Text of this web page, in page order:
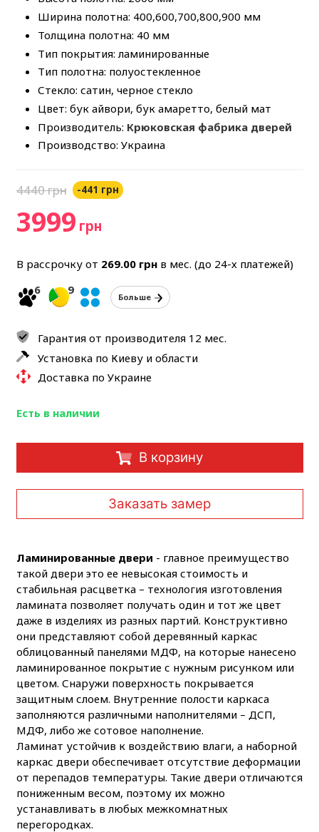
Ширина полотна: 400,600,700,800,900 мм
Толщина полотна: 40 мм
Тип покрытия: ламинированные
Тип полотна: полуостекленное
Стекло: сатин, черное стекло
Цвет: бук айвори, бук амаретто, белый мат
Производитель: Крюковская фабрика дверей
Производство: Украина
4440 грн -441 грн
3999 грн
В рассрочку от 269.00грнв мес. (до 24-х платежей)
6
9
Больше
Гарантия от производителя 12 мес.
Установка по Киеву и области
Доставка по Украине
Есть в наличии
В корзину
Заказать замер
Ламинированные двери - главное преимущество
такой двери это ее невысокая стоимость и
стабильная расцветка – технология изготовления
ламината позволяет получать один и тот же цвет
даже в изделиях из разных партий. Конструктивно
они представляют собой деревянный каркас
облицованный панелями МДФ, на которые нанесено
ламинированное покрытие с нужным рисунком или
цветом. Снаружи поверхность покрывается
защитным слоем. Внутренние полости каркаса
заполняются различными наполнителями – ДСП,
МДФ, либо же сотовое наполнение.
Ламинат устойчив к воздействию влаги, а наборной
каркас двери обеспечивает отсутствие деформации
от перепадов температуры. Такие двери отличаются
пониженным весом, поэтому их можно
устанавливать в любых межкомнатных
перегородках.